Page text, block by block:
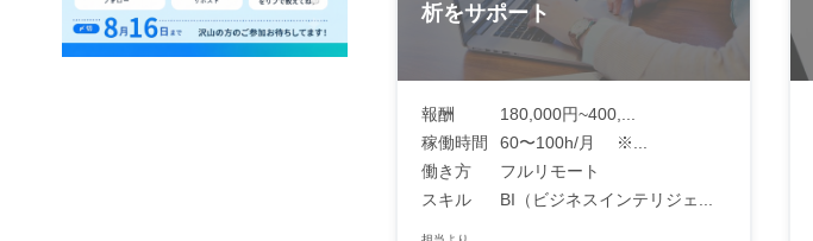
析をサポート
報酬
180,000円~400,...
稼働時間
60〜100h/月 ※...
働き方
フルリモート
スキル
BI（ビジネスインテリジェ...